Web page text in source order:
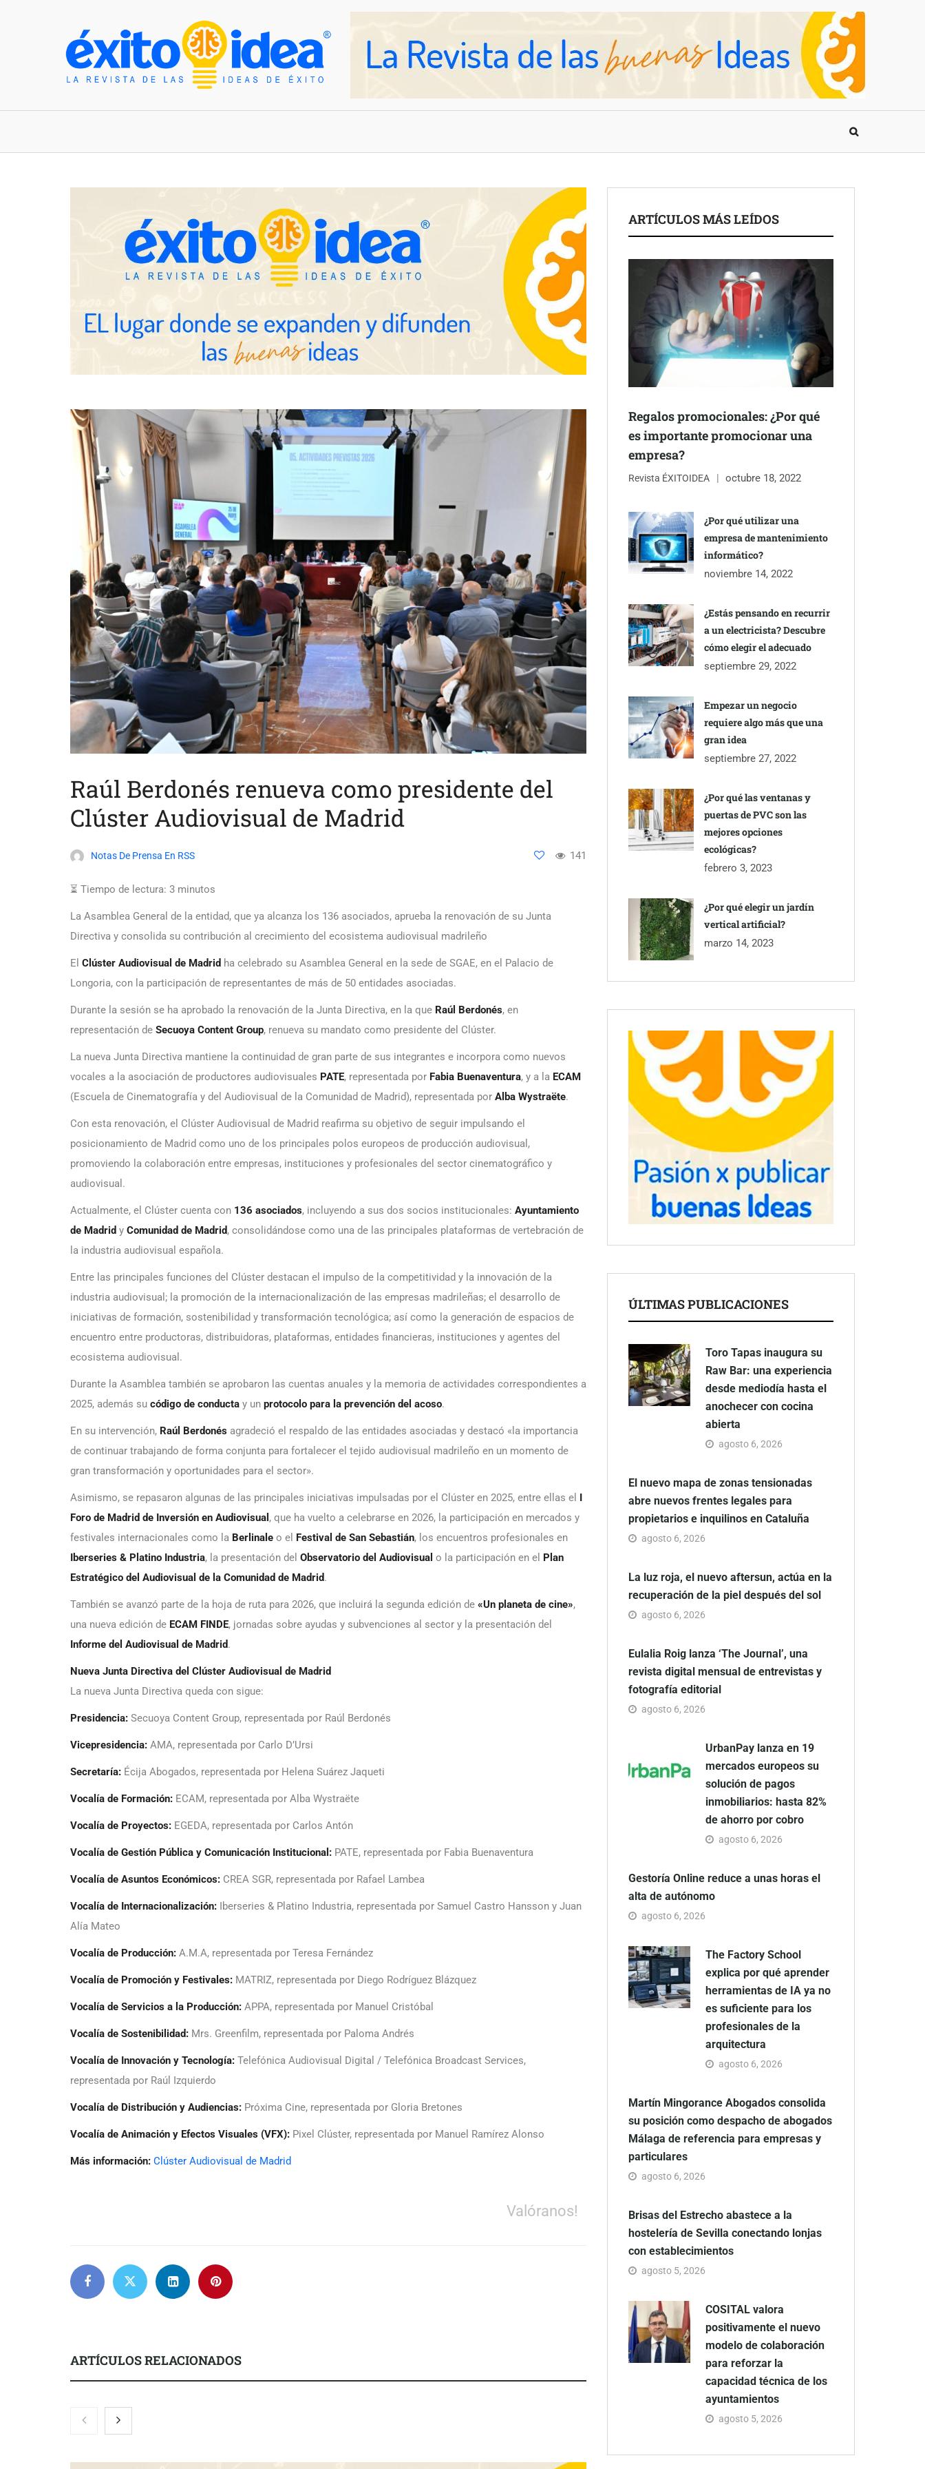
Raúl Berdonés renueva como presidente del
Clúster Audiovisual de Madrid
Notas De Prensa En RSS 141
⏳ Tiempo de lectura: 3 minutos
La Asamblea General de la entidad, que ya alcanza los 136 asociados, aprueba la renovación de su Junta
Directiva y consolida su contribución al crecimiento del ecosistema audiovisual madrileño
El Clúster Audiovisual de Madrid ha celebrado su Asamblea General en la sede de SGAE, en el Palacio de
Longoria, con la participación de representantes de más de 50 entidades asociadas.
Durante la sesión se ha aprobado la renovación de la Junta Directiva, en la que Raúl Berdonés, en
representación de Secuoya Content Group, renueva su mandato como presidente del Clúster.
La nueva Junta Directiva mantiene la continuidad de gran parte de sus integrantes e incorpora como nuevos
vocales a la asociación de productores audiovisuales PATE, representada por Fabia Buenaventura, y a la ECAM
(Escuela de Cinematografía y del Audiovisual de la Comunidad de Madrid), representada por Alba Wystraëte.
Con esta renovación, el Clúster Audiovisual de Madrid reafirma su objetivo de seguir impulsando el
posicionamiento de Madrid como uno de los principales polos europeos de producción audiovisual,
promoviendo la colaboración entre empresas, instituciones y profesionales del sector cinematográfico y
audiovisual.
Actualmente, el Clúster cuenta con 136 asociados, incluyendo a sus dos socios institucionales: Ayuntamiento
de Madrid y Comunidad de Madrid, consolidándose como una de las principales plataformas de vertebración de
la industria audiovisual española.
Entre las principales funciones del Clúster destacan el impulso de la competitividad y la innovación de la
industria audiovisual; la promoción de la internacionalización de las empresas madrileñas; el desarrollo de
iniciativas de formación, sostenibilidad y transformación tecnológica; así como la generación de espacios de
encuentro entre productoras, distribuidoras, plataformas, entidades financieras, instituciones y agentes del
ecosistema audiovisual.
Durante la Asamblea también se aprobaron las cuentas anuales y la memoria de actividades correspondientes a
2025, además su código de conducta y un protocolo para la prevención del acoso.
En su intervención, Raúl Berdonés agradeció el respaldo de las entidades asociadas y destacó «la importancia
de continuar trabajando de forma conjunta para fortalecer el tejido audiovisual madrileño en un momento de
gran transformación y oportunidades para el sector».
Asimismo, se repasaron algunas de las principales iniciativas impulsadas por el Clúster en 2025, entre ellas el
Foro de Madrid de Inversión en Audiovisual , que ha vuelto a celebrarse en 2026, la participación en mercados y
festivales internacionales como la Berlinale o el Festival de San Sebastián, los encuentros profesionales en
Iberseries & Platino Industria, la presentación del Observatorio del Audiovisual o la participación en el
Plan
Estratégico del Audiovisual de la Comunidad de Madrid.
También se avanzó parte de la hoja de ruta para 2026, que incluirá la segunda edición de «Un planeta de cine»,
una nueva edición de ECAM FINDE, jornadas sobre ayudas y subvenciones al sector y la presentación del
Informe del Audiovisual de Madrid.
Nueva Junta Directiva del Clúster Audiovisual de Madrid
La nueva Junta Directiva queda con sigue:
Presidencia: Secuoya Content Group, representada por Raúl Berdonés
Vicepresidencia: AMA, representada por Carlo D’Ursi
Secretaría: Écija Abogados, representada por Helena Suárez Jaqueti
Vocalía de Formación: ECAM, representada por Alba Wystraëte
Vocalía de Proyectos: EGEDA, representada por Carlos Antón
Vocalía de Gestión Pública y Comunicación Institucional: PATE, representada por Fabia Buenaventura
Vocalía de Asuntos Económicos: CREA SGR, representada por Rafael Lambea
Vocalía de Internacionalización: Iberseries & Platino Industria, representada por Samuel Castro Hansson y Juan
Alía Mateo
Vocalía de Producción: A.M.A, representada por Teresa Fernández
Vocalía de Promoción y Festivales: MATRIZ, representada por Diego Rodríguez Blázquez
Vocalía de Servicios a la Producción: APPA, representada por Manuel Cristóbal
Vocalía de Sostenibilidad: Mrs. Greenfilm, representada por Paloma Andrés
Vocalía de Innovación y Tecnología: Telefónica Audiovisual Digital / Telefónica Broadcast Services,
representada por Raúl Izquierdo
Vocalía de Distribución y Audiencias: Próxima Cine, representada por Gloria Bretones
Vocalía de Animación y Efectos Visuales (VFX): Pixel Clúster, representada por Manuel Ramírez Alonso
Más información: Clúster Audiovisual de Madrid
Valóranos!
ARTÍCULOS RELACIONADOS
ARTÍCULOS MÁS LEÍDOS
Regalos promocionales: ¿Por qué
es importante promocionar una
empresa?
Revista ÉXITOIDEA octubre 18, 2022
¿Por qué utilizar una
empresa de mantenimiento
informático?
noviembre 14, 2022
¿Estás pensando en recurrir
a un electricista? Descubre
cómo elegir el adecuado
septiembre 29, 2022
Empezar un negocio
requiere algo más que una
gran idea
septiembre 27, 2022
¿Por qué las ventanas y
puertas de PVC son las
mejores opciones
ecológicas?
febrero 3, 2023
¿Por qué elegir un jardín
vertical artificial?
marzo 14, 2023
ÚLTIMAS PUBLICACIONES
Toro Tapas inaugura su
Raw Bar: una experiencia
desde mediodía hasta el
anochecer con cocina
abierta
agosto 6, 2026
El nuevo mapa de zonas tensionadas
abre nuevos frentes legales para
propietarios e inquilinos en Cataluña
agosto 6, 2026
La luz roja, el nuevo aftersun, actúa en la
recuperación de la piel después del sol
agosto 6, 2026
Eulalia Roig lanza ‘The Journal’, una
revista digital mensual de entrevistas y
fotografía editorial
agosto 6, 2026
UrbanPay lanza en 19
mercados europeos su
solución de pagos
inmobiliarios: hasta 82%
de ahorro por cobro
agosto 6, 2026
Gestoría Online reduce a unas horas el
alta de autónomo
agosto 6, 2026
The Factory School
explica por qué aprender
herramientas de IA ya no
es suficiente para los
profesionales de la
arquitectura
agosto 6, 2026
Martín Mingorance Abogados consolida
su posición como despacho de abogados
Málaga de referencia para empresas y
particulares
agosto 6, 2026
Brisas del Estrecho abastece a la
hostelería de Sevilla conectando lonjas
con establecimientos
agosto 5, 2026
COSITAL valora
positivamente el nuevo
modelo de colaboración
para reforzar la
capacidad técnica de los
ayuntamientos
agosto 5, 2026